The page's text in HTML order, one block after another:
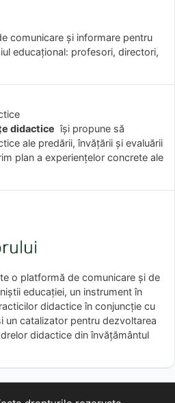
comunicare și informare pentru
educațional: profesori, directori,
didactice îşi propune să
ale predării, învăţării şi evaluării
plan a experienţelor concrete ale
o platformă de comunicare și de
educației, un instrument în
didactice în conjuncție cu
un catalizator pentru dezvoltarea
didactice din învățământul